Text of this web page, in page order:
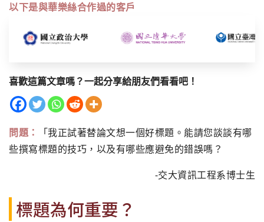
以下是與華樂絲合作過的客戶
喜歡這篇文章嗎？一起分享給朋友們看看吧！
問題：
「我正試著替論文想一個好標題。能請您談談有哪
些撰寫標題的技巧，以及有哪些應避免的錯誤嗎？
-交大資訊工程系博士生
標題為何重要？